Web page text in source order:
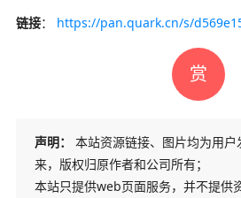
链接： https://pan.quark.cn/s/
赏
声明：
本站资源链接、图片均为用
来，版权归原作者和公司所有；
本站只提供web页面服务，并不提供